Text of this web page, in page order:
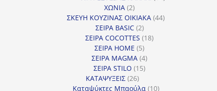
ΧΩΝΙΑ 22
προϊόντα
ΣΚΕΥΗ ΚΟΥΖΙΝΑΣ ΟΙΚΙΑΚΑ 4444
ΣΕΙΡΑ BASIC 22
προϊόντα
ΣΕΙΡΑ COCOTTES 1818
ΣΕΙΡΑ HOME 55
προϊόντα
ΣΕΙΡΑ MAGMA 44
προϊόντα
ΣΕΙΡΑ STILO 1515
ΚΑΤΑΨΥΞΕΙΣ 2626
προϊόντα
Καταψύκτες Μπαούλα 1010